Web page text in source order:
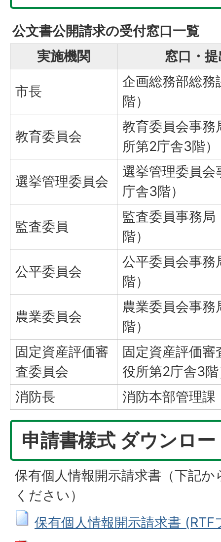
公文書公開請求の受付窓口一覧
実施機関
窓口・
市長
企画総務部総
階）
教育委員会
教育委員会事務
所第2庁舎3階）
選挙管理委員会
選挙管理委員
庁舎3階）
監査委員
監査委員事務
階）
公平委員会
公平委員会事
階）
農業委員会
農業委員会事
階）
固定資産評価審
査委員会
固定資産評価
役所第2庁舎3
消防長
消防本部管理課
申請書様式 ダウンロー
保有個人情報開示請求書（下記
ください）
保有個人情報開示請求書